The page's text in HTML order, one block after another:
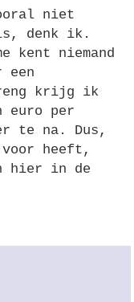
niet
is, denk ik.
kent niemand
een
krijg ik
euro per
te na. Dus,
heeft,
hier in de